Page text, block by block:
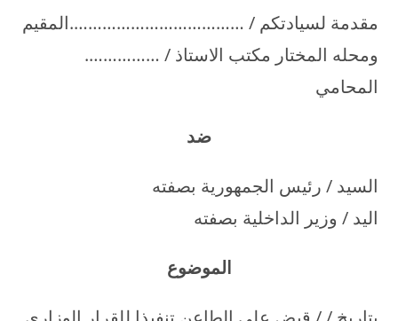
مقدمة لسيادتكم / ……………………………….المقيم
ومحله المختار مكتب الاستاذ / …………….
المحامي
ضد
السيد / رئيس الجمهورية بصفته
اليد / وزير الداخلية بصفته
الموضوع